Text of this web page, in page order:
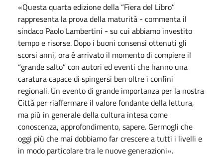
«Questa quarta edizione della “Fiera del Libro”
rappresenta la prova della maturità - commenta il
sindaco Paolo Lambertini - su cui abbiamo investito
tempo e risorse. Dopo i buoni consensi ottenuti gli
scorsi anni, ora è arrivato il momento di compiere il
“grande salto” con autori ed eventi che hanno una
caratura capace di spingersi ben oltre i confini
regionali. Un evento di grande importanza per la nostra
Città per riaffermare il valore fondante della lettura,
ma più in generale della cultura intesa come
conoscenza, approfondimento, sapere. Germogli che
oggi più che mai dobbiamo far crescere a tutti i livelli e
in modo particolare tra le nuove generazioni».